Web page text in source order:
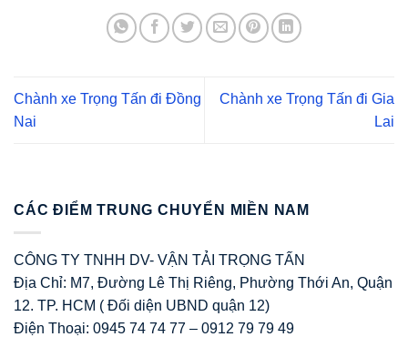
Chành xe Trọng Tấn đi Đồng
Nai
Chành xe Trọng Tấn đi Gia
Lai
CÁC ĐIỂM TRUNG CHUYỂN MIỀN NAM
CÔNG TY TNHH DV- VẬN TẢI TRỌNG TẤN
Địa Chỉ: M7, Đường Lê Thị Riêng, Phường Thới An, Quận
12. TP. HCM ( Đối diện UBND quận 12)
Điện Thoại: 0945 74 74 77 – 0912 79 79 49